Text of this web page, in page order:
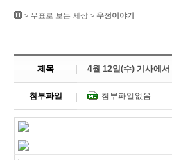
> 우표로 보는 세상 > 우정이야기
제목 4월 12일(수) 기사에
첨부파일 첨부파일없음